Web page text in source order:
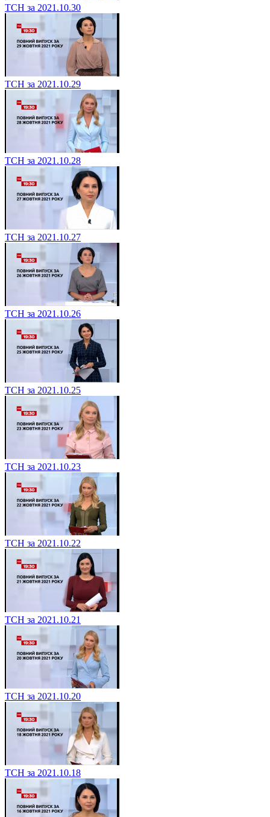
ТСН за 2021.10.30
ТСН за 2021.10.29
ТСН за 2021.10.28
ТСН за 2021.10.27
ТСН за 2021.10.26
ТСН за 2021.10.25
ТСН за 2021.10.23
ТСН за 2021.10.22
ТСН за 2021.10.21
ТСН за 2021.10.20
ТСН за 2021.10.18